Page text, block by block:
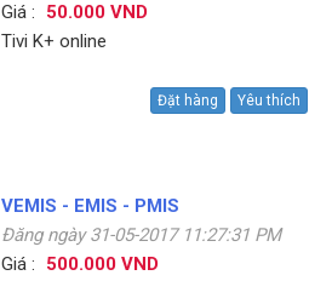
Giá :
50.000 VND
Tivi K+ online
Đặt hàng Yêu thích
VEMIS - EMIS - PMIS
Đăng ngày 31-05-2017 11:27:31 PM
Giá :
500.000 VND